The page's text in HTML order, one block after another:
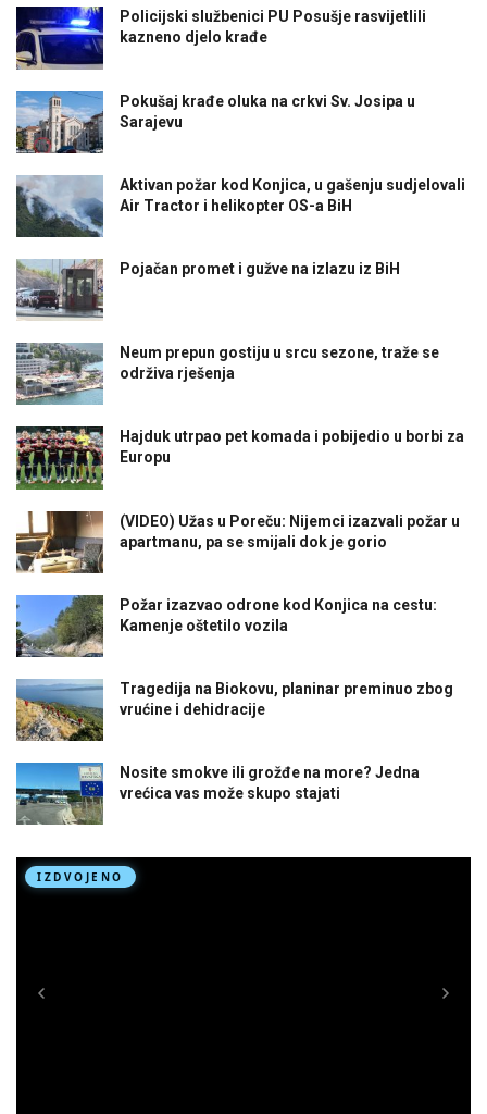
Policijski službenici PU Posušje rasvijetlili
kazneno djelo krađe
Pokušaj krađe oluka na crkvi Sv. Josipa u
Sarajevu
Aktivan požar kod Konjica, u gašenju sudjelovali
Air Tractor i helikopter OS-a BiH
Pojačan promet i gužve na izlazu iz BiH
Neum prepun gostiju u srcu sezone, traže se
održiva rješenja
Hajduk utrpao pet komada i pobijedio u borbi za
Europu
(VIDEO) Užas u Poreču: Nijemci izazvali požar u
apartmanu, pa se smijali dok je gorio
Požar izazvao odrone kod Konjica na cestu:
Kamenje oštetilo vozila
Tragedija na Biokovu, planinar preminuo zbog
vrućine i dehidracije
Nosite smokve ili grožđe na more? Jedna
vrećica vas može skupo stajati